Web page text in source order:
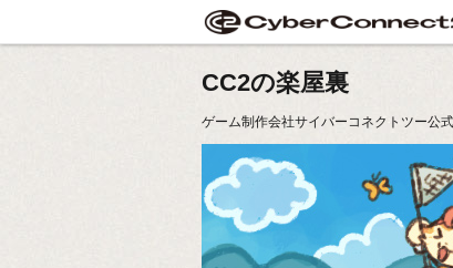
CC2の楽屋裏
ゲーム制作会社サイバーコネクトツー公